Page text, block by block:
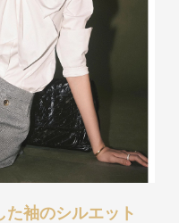
た袖のシルエット